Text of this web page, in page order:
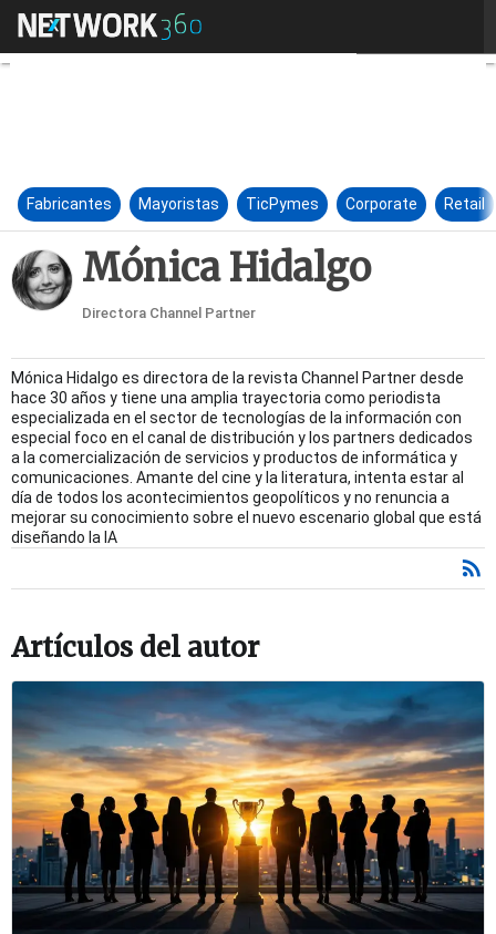
Mónica Hidalgo
Fabricantes Mayoristas TicPymes Corporate Retail
Mónica Hidalgo
Directora Channel Partner
Mónica Hidalgo es directora de la revista Channel Partner desde
hace 30 años y tiene una amplia trayectoria como periodista
especializada en el sector de tecnologías de la información con
especial foco en el canal de distribución y los partners dedicados
a la comercialización de servicios y productos de informática y
comunicaciones. Amante del cine y la literatura, intenta estar al
día de todos los acontecimientos geopolíticos y no renuncia a
mejorar su conocimiento sobre el nuevo escenario global que está
diseñando la IA
Artículos del autor